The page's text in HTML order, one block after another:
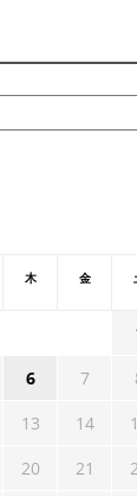
木 金
6 7
13 14
20 21